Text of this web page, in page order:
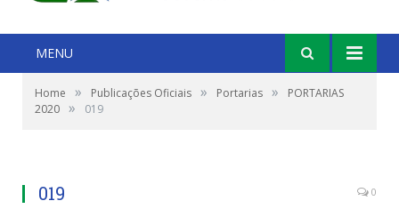
MENU
Home » Publicações Oficiais » Portarias »
PORTARIAS
2020 » 019
019 0